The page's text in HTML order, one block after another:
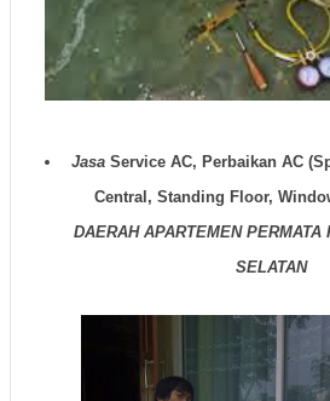
JasaService AC, Perbaikan AC
Central, Standing Floor,
DAERAH APARTEMEN PERMATA
SELATAN